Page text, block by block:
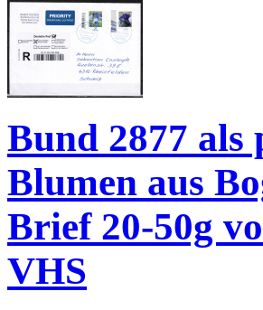
Bund 2877 als
Blumen aus
Brief 20-50g
VHS